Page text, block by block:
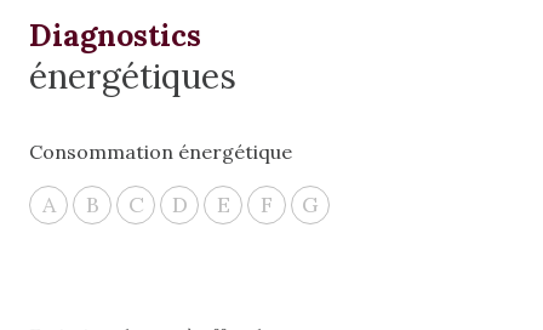
Diagnostics
énergétiques
Consommation énergétique
A B C D E F G